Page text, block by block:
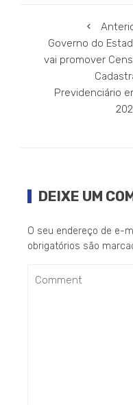
Governo do
vai promover
Previdenciário
DEIXE UM
O seu endereço de e-
obrigatórios são